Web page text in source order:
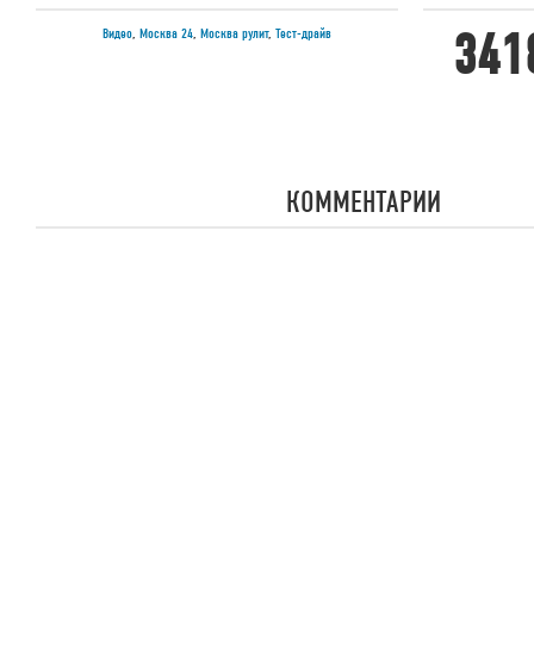
Видео, Москва 24, Москва рулит, Тест-драйв
КОММЕНТАРИИ